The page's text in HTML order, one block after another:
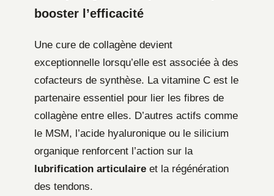
booster l’efficacité
Une cure de collagène devient
exceptionnelle lorsqu’elle est associée à des
cofacteurs de synthèse. La vitamine C est le
partenaire essentiel pour lier les fibres de
collagène entre elles. D’autres actifs comme
le MSM, l’acide hyaluronique ou le silicium
organique renforcent l’action sur la
lubrification articulaire et la régénération
des tendons.